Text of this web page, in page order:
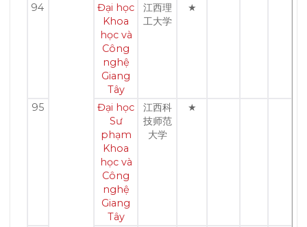
94
Đại học
Khoa
học và
Công
nghệ
Giang
Tây
江西理
工大学
★
95
Đại học
Sư
phạm
Khoa
học và
Công
nghệ
Giang
Tây
江西科
技师范
大学
★